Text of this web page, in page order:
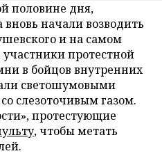
половине дня,
начали возводить
и на самом
протестной
в бойцов внутренних
светошумовыми
слезоточивым газом.
протестующие
, чтобы метать